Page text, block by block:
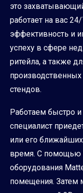
это
работает на вас
эффективность и
успеху в сфере
ритейла, а также
стендов.
Работаем быстро
специалист
или его
время. С помощью
оборудования
помещения. Затем